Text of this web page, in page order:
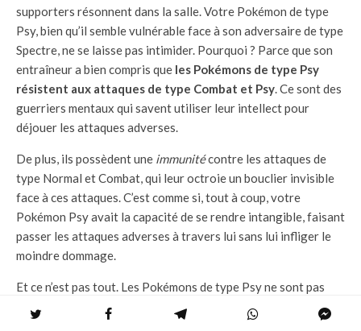
supporters résonnent dans la salle. Votre Pokémon de type
Psy, bien qu’il semble vulnérable face à son adversaire de type
Spectre, ne se laisse pas intimider. Pourquoi ? Parce que son
entraîneur a bien compris que les Pokémons de type Psy
résistent aux attaques de type Combat et Psy. Ce sont des
guerriers mentaux qui savent utiliser leur intellect pour
déjouer les attaques adverses.
De plus, ils possèdent une immunitécontre les attaques de
type Normal et Combat, qui leur octroie un bouclier invisible
face à ces attaques. C’est comme si, tout à coup, votre
Pokémon Psy avait la capacité de se rendre intangible, faisant
passer les attaques adverses à travers lui sans lui infliger le
moindre dommage.
Et ce n’est pas tout. Les Pokémons de type Psy ne sont pas
seulement résistants, ils sont également redoutables. Leurs
super efficaces contre les